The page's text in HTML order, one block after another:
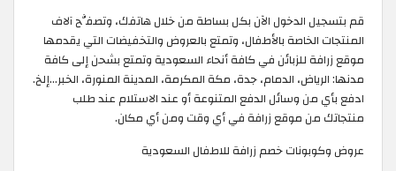
قم بتسجيل الدخول الآن بكل بساطة من خلال هاتفك، وتصفَّح آلاف
المنتجات الخاصة بالأطفال، وتمتع بالعروض والتخفيضات التي يقدمها
موقع زرافة للزبائن في كافة أنحاء السعودية وتمتع بشحن إلى كافة
مدنها: الرياض، الدمام، جدة، مكة المكرمة، المدينة المنورة، الخبر…إلخ.
ادفع بأي من وسائل الدفع المتنوعة أو عند الاستلام عند طلب
منتجاتك من موقع زرافة في أي وقت ومن أي مكان.
عروض وكوبونات خصم زرافة للاطفال السعودية